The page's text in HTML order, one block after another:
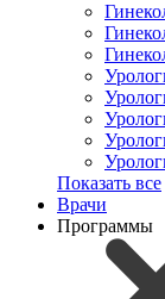
Показать все
Врачи
Программы